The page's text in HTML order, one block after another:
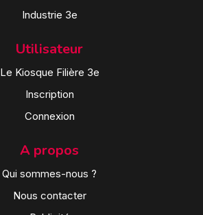
Industrie 3e
Utilisateur
Le Kiosque Filière 3e
Inscription
Connexion
A propos
Qui sommes-nous ?
Nous contacter